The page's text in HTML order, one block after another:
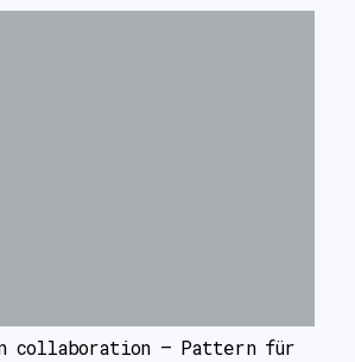
collaboration – Pattern für